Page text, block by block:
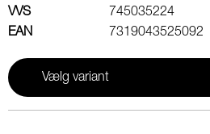
VVS
745035224
EAN
7319043525092
Vælg variant